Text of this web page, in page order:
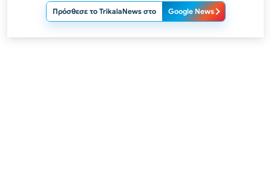
Πρόσθεσε το TrikalaNews στο Google News